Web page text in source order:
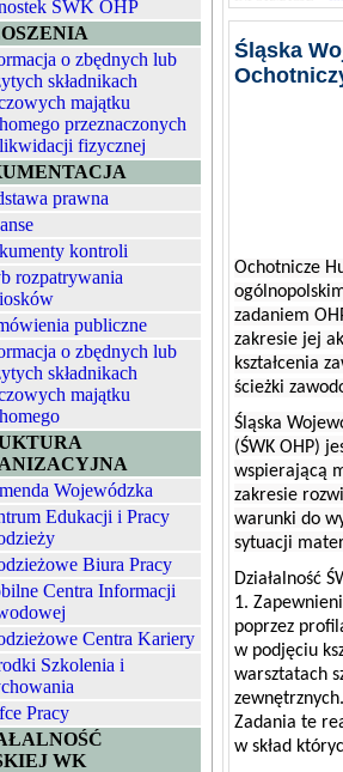
ŚWK OHP
o zbędnych lub
składnikach
majątku
przeznaczonych
fizycznej
prawna
kontroli
rozpatrywania
publiczne
o zbędnych lub
składnikach
majątku
Wojewódzka
Edukacji i Pracy
Biura Pracy
Centra Informacji
Centra Kariery
Szkolenia i
Pracy
WK
Śląska
Ochotnicze
zadaniem
zakresie jej
kształcenia
ścieżki
Śląska
(ŚWK OHP)
wspierającą
zakresie
warunki do
sytuacji
Działalność
1.
poprzez
w podjęciu
warsztatach
zewnętrznych.
Zadania te
w skład